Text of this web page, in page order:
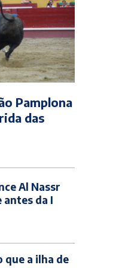
Pamplona
das
Al Nassr
da I
que a ilha de